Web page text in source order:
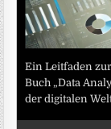
Ein Leitfaden
Buch „Data
der digitalen